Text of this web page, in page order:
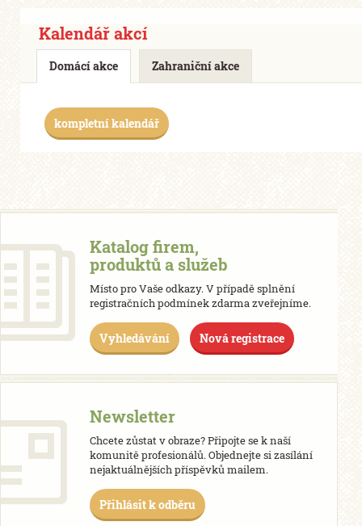
Kalendář akcí
Domácí akce Zahraniční akce
kompletní kalendář
Katalog firem,
produktů a služeb
Místo pro Vaše odkazy. V případě splnění
registračních podmínek zdarma zveřejníme.
Vyhledávání Nová registrace
Newsletter
Chcete zůstat v obraze? Připojte se k naší
komunitě profesionálů. Objednejte si zasílání
nejaktuálnějších příspěvků mailem.
Přihlásit k odběru